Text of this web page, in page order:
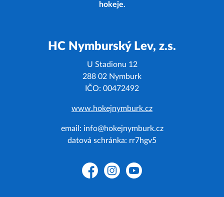
hokeje.
HC Nymburský Lev, z.s.
U Stadionu 12
288 02 Nymburk
IČO: 00472492
www.hokejnymburk.cz
email: info@hokejnymburk.cz
datová schránka: rr7hgv5
FacebookInstagramYouTube